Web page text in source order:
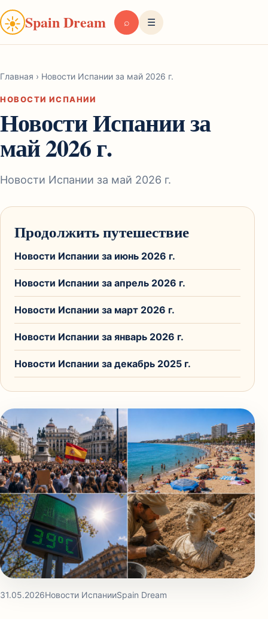
☀Spain Dream ⌕ ☰
Главная › Новости Испании за май 2026 г.
НОВОСТИ ИСПАНИИ
Новости Испании за
май 2026 г.
Новости Испании за май 2026 г.
31.05.2026Новости ИспанииSpain Dream
Продолжить путешествие
Новости Испании за июнь 2026 г.
Новости Испании за апрель 2026 г.
Новости Испании за март 2026 г.
Новости Испании за январь 2026 г.
Новости Испании за декабрь 2025 г.